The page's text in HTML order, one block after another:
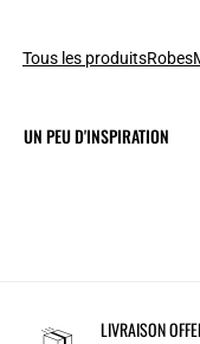
Tous les produitsRobes
UN PEU D'INSPIRATION
LIVRAISON